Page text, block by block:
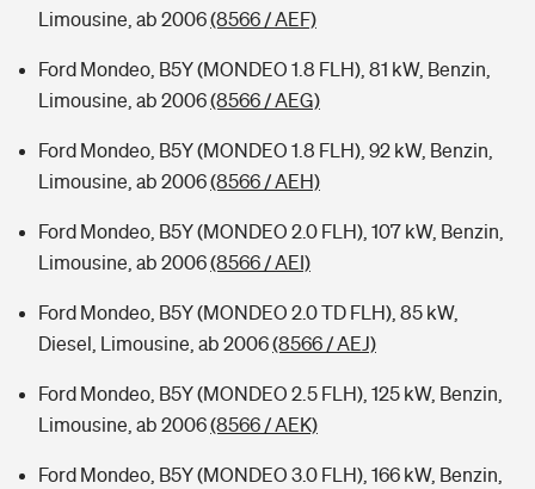
Limousine, ab 2006(8566 / AEF)
Ford Mondeo, B5Y (MONDEO 1.8 FLH), 81 kW, Benzin,
Limousine, ab 2006(8566 / AEG)
Ford Mondeo, B5Y (MONDEO 1.8 FLH), 92 kW, Benzin,
Limousine, ab 2006(8566 / AEH)
Ford Mondeo, B5Y (MONDEO 2.0 FLH), 107 kW, Benzin,
Limousine, ab 2006(8566 / AEI)
Ford Mondeo, B5Y (MONDEO 2.0 TD FLH), 85 kW,
Diesel, Limousine, ab 2006(8566 / AEJ)
Ford Mondeo, B5Y (MONDEO 2.5 FLH), 125 kW, Benzin,
Limousine, ab 2006(8566 / AEK)
Ford Mondeo, B5Y (MONDEO 3.0 FLH), 166 kW, Benzin,